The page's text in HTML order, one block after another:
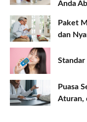
Anda
Paket
dan
Standar
Puasa
Aturan,